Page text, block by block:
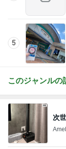
このジャンル
だ